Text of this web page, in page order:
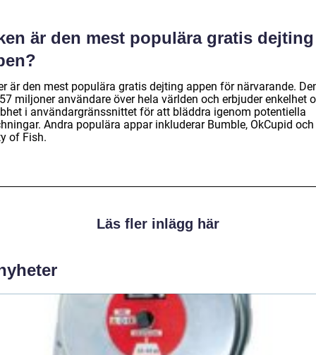
är den mest populära gratis dejting
är den mest populära gratis dejting appen för närvarande.
miljoner användare över hela världen och erbjuder enkelhet
i användargränssnittet för att bläddra igenom potentiella
Andra populära appar inkluderar Bumble, OkCupid och
of Fish.
Läs fler inlägg här